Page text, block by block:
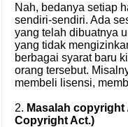
Nah, bedanya setiap
sendiri-sendiri. Ada
yang telah dibuatnya
yang tidak
berbagai syarat baru
orang tersebut.
membeli lisensi,
2. Masalah copyright
Copyright Act.)